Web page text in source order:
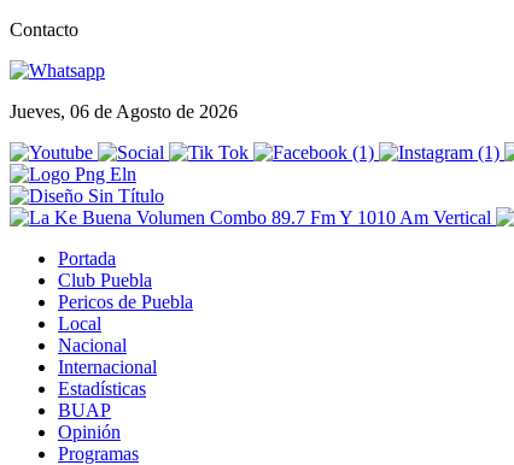
Contacto
Jueves, 06 de Agosto de 2026
Portada
Club Puebla
Pericos de Puebla
Local
Nacional
Internacional
Estadísticas
BUAP
Opinión
Programas